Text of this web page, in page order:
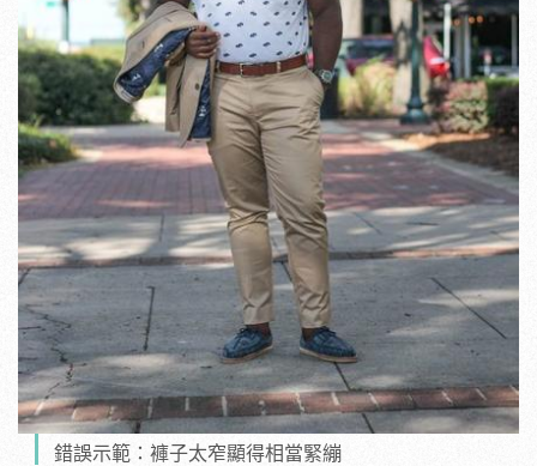
錯誤示範：褲子太窄顯得相當緊繃